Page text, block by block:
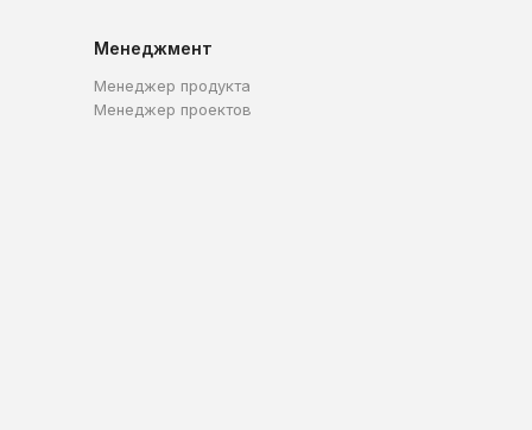
Менеджмент
Менеджер продукта
Менеджер проектов